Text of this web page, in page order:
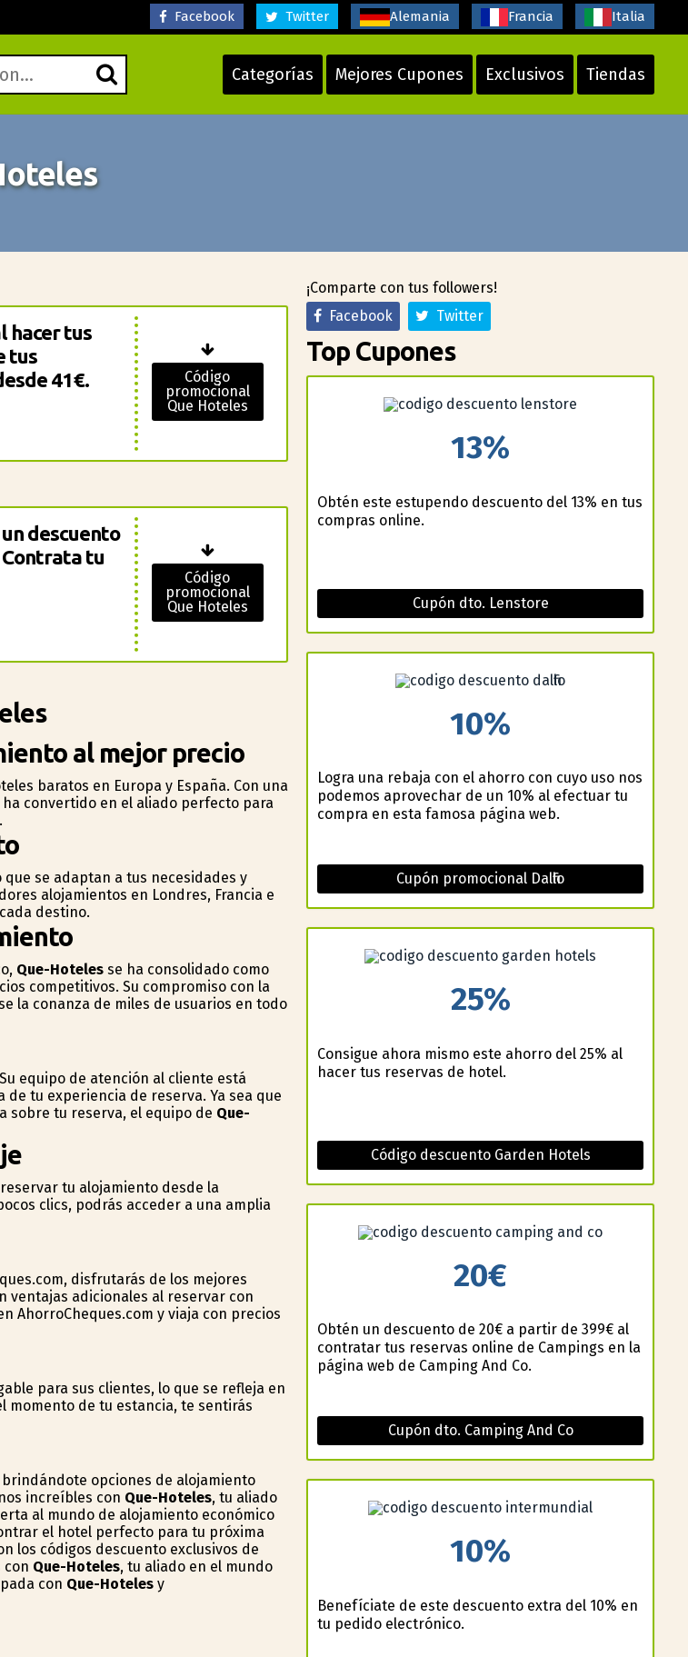
Categorías Mejores Cupones Exclusivos Tiendas
Facebook Twitter Alemania Francia Italia
hacer tus
tus
41€.
Código
promocional
Que Hoteles
descuento
Contrata tu
Código
promocional
Que Hoteles
al mejor precio
baratos en Europa y España. Con una
convertido en el aliado perfecto para
se adaptan a tus necesidades y
alojamientos en Londres, Francia e
destino.
Que-Hotelesse ha consolidado como
competitivos. Su compromiso con la
la confianza de miles de usuarios en todo
equipo de atención al cliente está
tu experiencia de reserva. Ya sea que
sobre tu reserva, el equipo de Que-
tu alojamiento desde la
clics, podrás acceder a una amplia
disfrutarás de los mejores
ventajas adicionales al reservar con
AhorroCheques.com y viaja con precios
para sus clientes, lo que se refleja en
momento de tu estancia, te sentirás
opciones de alojamiento
increíbles con Que-Hoteles, tu aliado
al mundo de alojamiento económico
el hotel perfecto para tu próxima
los códigos descuento exclusivos de
con Que-Hoteles, tu aliado en el mundo
con Que-Hotelesy
¡Comparte con tus followers!
Facebook
Twitter
Top Cupones
13%
Obtén este estupendo descuento del 13% en tus
compras online.
Cupón dto. Lenstore
10%
Logra una rebaja con el ahorro con cuyo uso nos
podemos aprovechar de un 10% al efectuar tu
compra en esta famosa página web.
Cupón promocional Dalfilo
25%
Consigue ahora mismo este ahorro del 25% al
hacer tus reservas de hotel.
Código descuento Garden Hotels
20€
Obtén un descuento de 20€ a partir de 399€ al
contratar tus reservas online de Campings en la
página web de Camping And Co.
Cupón dto. Camping And Co
10%
Benefíciate de este descuento extra del 10% en
tu pedido electrónico.